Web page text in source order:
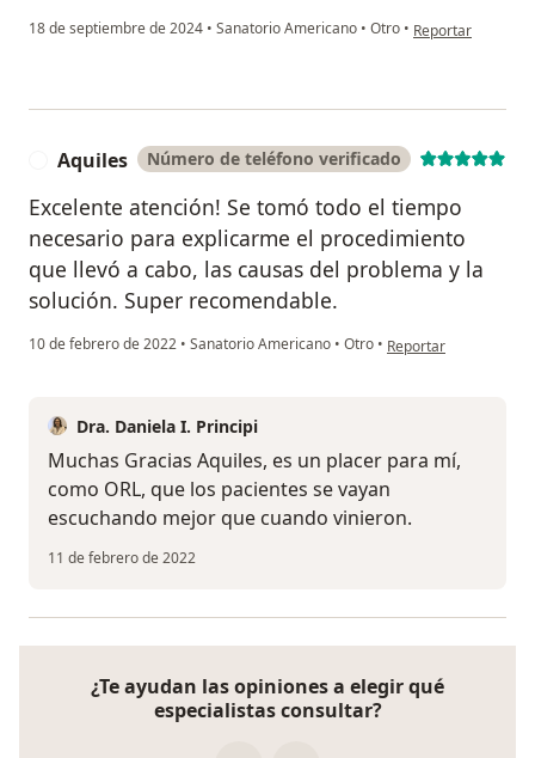
18 de septiembre de 2024 • Sanatorio Americano • Otro • en opinión del
Reportar
Aquiles Número de teléfono verificado
Excelente atención! Se tomó todo el tiempo
necesario para explicarme el procedimiento
que llevó a cabo, las causas del problema y la
solución. Super recomendable.
10 de febrero de 2022 • Sanatorio Americano • Otro • en opinión del
Reportar
Dra. Daniela I. Principi
Muchas Gracias Aquiles, es un placer para mí,
como ORL, que los pacientes se vayan
escuchando mejor que cuando vinieron.
11 de febrero de 2022
¿Te ayudan las opiniones a elegir qué
especialistas consultar?